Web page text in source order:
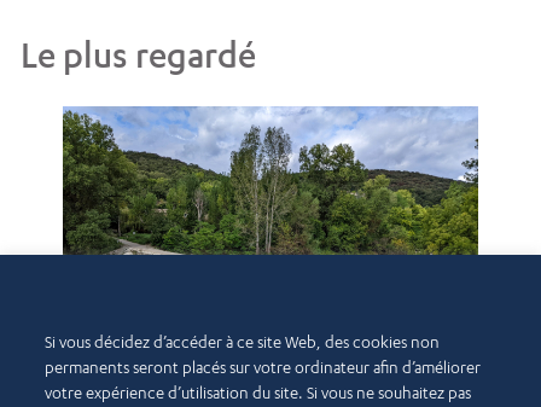
Le plus regardé
Si vous décidez d’accéder à ce site Web, des cookies non
permanents seront placés sur votre ordinateur afin d’améliorer
votre expérience d’utilisation du site. Si vous ne souhaitez pas